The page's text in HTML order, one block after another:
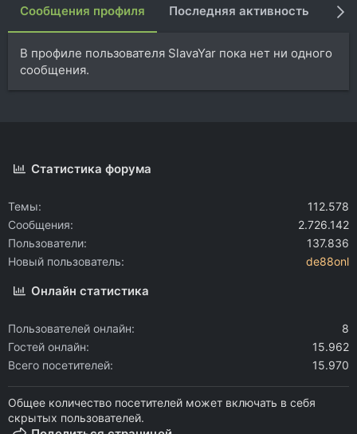
Сообщения профиля Последняя активность
В профиле пользователя SlavaYar пока нет ни одного
сообщения.
Статистика форума
Темы
112.578
Сообщения
2.726.142
Пользователи
137.836
Новый пользователь
de88onl
Онлайн статистика
Пользователей онлайн
8
Гостей онлайн
15.962
Всего посетителей
15.970
Общее количество посетителей может включать в себя
скрытых пользователей.